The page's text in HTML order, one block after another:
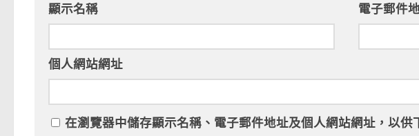
顯示名稱 電子郵件
個人網站網址
在瀏覽器中儲存顯示名稱、電子郵件地址及個人網站網址，以供